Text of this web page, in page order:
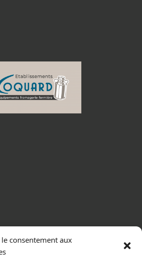
le consentement aux
from 13h30 to 17h20